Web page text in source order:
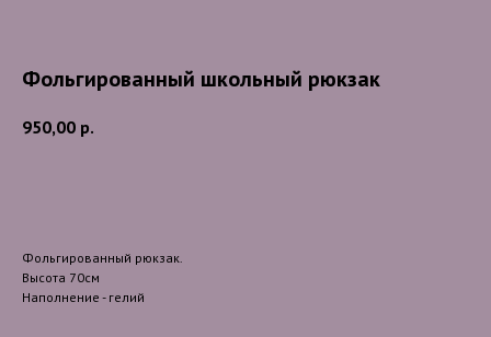
Фольгированный школьный рюкзак
950,00 р.
Фольгированный рюкзак.
Высота 70см
Наполнение - гелий